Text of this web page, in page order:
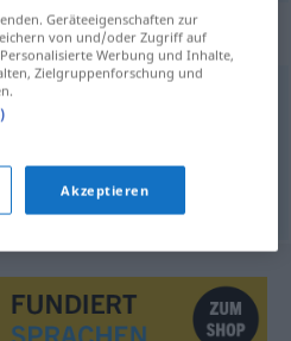
"Entrüstung"
Geräteeigenschaften zur
von und/oder Zugriff auf
Werbung und Inhalte,
Zielgruppenforschung und
Akzeptieren